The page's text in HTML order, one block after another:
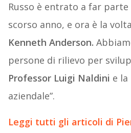
Russo è entrato a far
scorso anno, e ora è la
Kenneth Anderson.
persone di rilievo per
Professor Luigi Naldini e
aziendale”.
Leggi tutti gli articoli di